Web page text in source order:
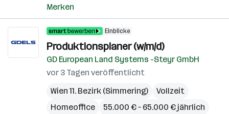
Merken
Einblicke
Produktionsplaner (w/m/d)
GD European Land Systems -Steyr GmbH
vor 3 Tagen veröffentlicht
Wien 11. Bezirk (Simmering)
Vollzeit
Homeoffice
55.000 € – 65.000 € jährlich